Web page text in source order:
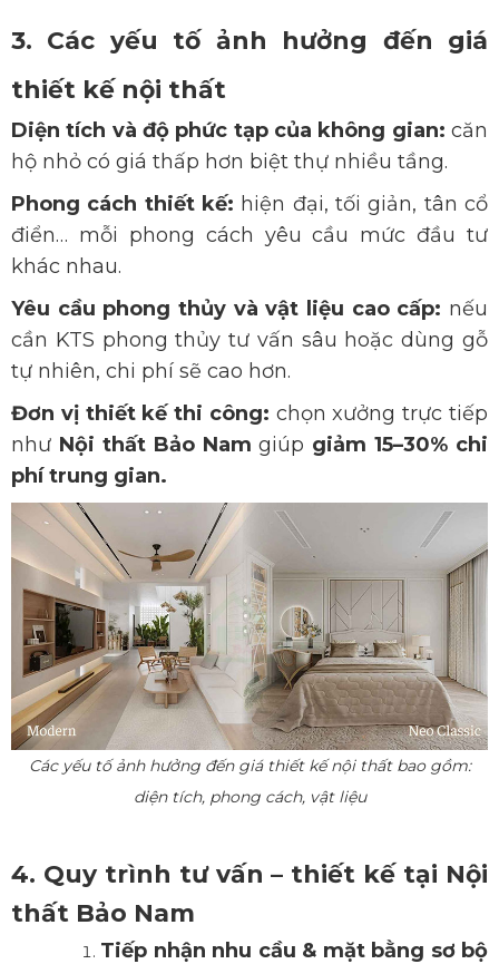
3. Các yếu tố ảnh hưởng đến giá
thiết kế nội thất
Diện tích và độ phức tạp của không gian: căn
hộ nhỏ có giá thấp hơn biệt thự nhiều tầng.
Phong cách thiết kế: hiện đại, tối giản, tân cổ
điển… mỗi phong cách yêu cầu mức đầu tư
khác nhau.
Yêu cầu phong thủy và vật liệu cao cấp: nếu
cần KTS phong thủy tư vấn sâu hoặc dùng gỗ
tự nhiên, chi phí sẽ cao hơn.
Đơn vị thiết kế thi công: chọn xưởng trực tiếp
như Nội thất Bảo Nam giúp giảm 15–30% chi
phí trung gian.
Các yếu tố ảnh hưởng đến giá thiết kế nội thất bao gồm:
diện tích, phong cách, vật liệu
4. Quy trình tư vấn – thiết kế tại Nội
thất Bảo Nam
Tiếp nhận nhu cầu & mặt bằng sơ bộ